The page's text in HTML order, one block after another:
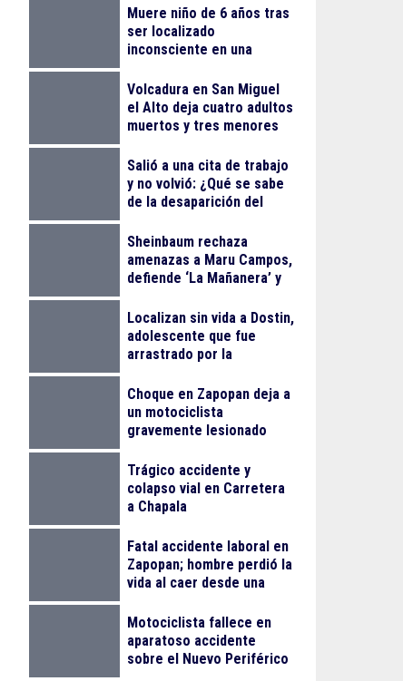
Muere niño de 6 años tras
ser localizado
inconsciente en una
Volcadura en San Miguel
el Alto deja cuatro adultos
muertos y tres menores
Salió a una cita de trabajo
y no volvió: ¿Qué se sabe
de la desaparición del
Cabezas Talavera?
Sheinbaum rechaza
amenazas a Maru Campos,
defiende ‘La Mañanera’ y
de Reforestación
Localizan sin vida a Dostin,
adolescente que fue
arrastrado por la
de Oblatos
Choque en Zapopan deja a
un motociclista
gravemente lesionado
Trágico accidente y
colapso vial en Carretera
a Chapala
Fatal accidente laboral en
Zapopan; hombre perdió la
vida al caer desde una
Motociclista fallece en
aparatoso accidente
sobre el Nuevo Periférico